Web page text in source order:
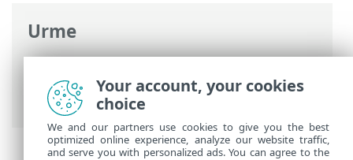
Urme
Ajutor online ESET>ESET NOD32
Antivirus
>Lucrul cu ESET NOD32
Antivirus
Your account, your cookies
choice
We and our partners use cookies to give you the best
optimized online experience, analyze our website traffic,
and serve you with personalized ads. You can agree to the